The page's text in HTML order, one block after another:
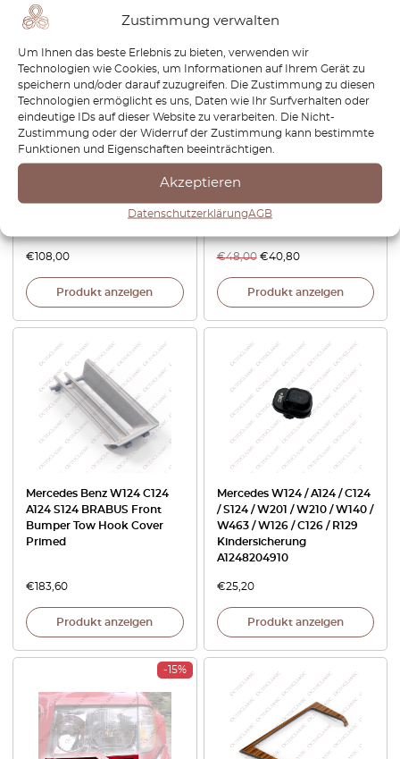
Zustimmung verwalten
Um Ihnen das beste Erlebnis zu bieten, verwenden wir
Technologien wie Cookies, um Informationen auf Ihrem Gerät zu
speichern und/oder darauf zuzugreifen. Die Zustimmung zu diesen
Technologien ermöglicht es uns, Daten wie Ihr Surfverhalten oder
eindeutige IDs auf dieser Website zu verarbeiten. Die Nicht-
Zustimmung oder der Widerruf der Zustimmung kann bestimmte
Funktionen und Eigenschaften beeinträchtigen.
Akzeptieren
DatenschutzerklärungAGB
Mercedes W124 Vordersitz –
links oder rechts, alle Farben,
€108,00
Produkt anzeigen
Mercedes A124 Cabrio
Scharniere Reparatursatz 3er
€48,00 €40,80
Produkt anzeigen
Mercedes Benz W124 C124
A124 S124 BRABUS Front
Bumper Tow Hook Cover
Primed
€ 183,60
Produkt anzeigen
Mercedes W124 / A124 / C124
/ S124 / W201 / W210 / W140 /
W463 / W126 / C126 / R129
Kindersicherung
A1248204910
€25,20
Produkt anzeigen
-15%